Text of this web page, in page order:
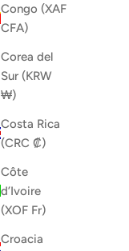
Congo (XAF
CFA)
Corea del
Sur (KRW
₩)
Costa Rica
(CRC ₡)
Côte
d’Ivoire
(XOF Fr)
Croacia